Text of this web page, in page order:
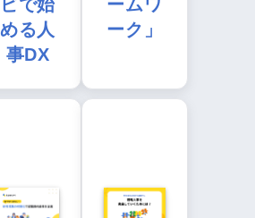
ビで始
める人
事DX
ームワ
ーク」